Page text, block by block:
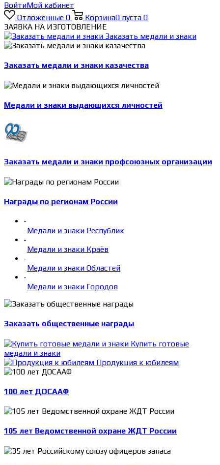
ВойтиМой кабинет
Отложенные 0 Корзина0 пуста 0
ЗАЯВКА НА ИЗГОТОВЛЕНИЕ
Заказать медали и знаки
Заказать медали и знаки казачества
Медали и знаки выдающихся личностей
Заказать медали и знаки профсоюзных организации
Награды по регионам России
-
Медали и знаки Республик
-
Медали и знаки Краёв
-
Медали и знаки Областей
-
Медали и знаки Городов
Заказать общественные награды
Купить готовые
медали и знаки
Продукция к юбилеям
100 лет ДОСААФ
105 лет Ведомственной охране ЖДТ России